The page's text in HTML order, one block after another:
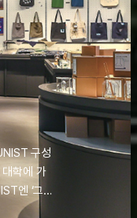
구성
학에 가
엔 ‘그
녀를 방